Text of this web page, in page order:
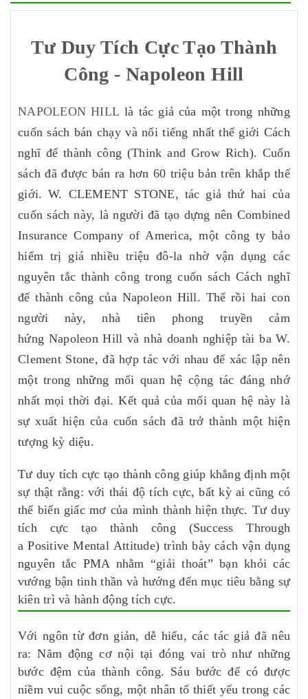
Tư Duy Tích Cực Tạo Thành
Công - Napoleon Hill
NAPOLEON HILL là tác giả của một trong những
cuốn sách bán chạy và nổi tiếng nhất thế giới Cách
nghĩ để thành công (Think and Grow Rich). Cuốn
sách đã được bán ra hơn 60 triệu bản trên khắp thế
giới. W. CLEMENT STONE, tác giả thứ hai của
cuốn sách này, là người đã tạo dựng nên Combined
Insurance Company of America, một công ty bảo
hiểm trị giá nhiều triệu đô-la nhờ vận dụng các
nguyên tắc thành công trong cuốn sách Cách nghĩ
để thành công của Napoleon Hill. Thế rồi hai con
người này, nhà tiên phong truyền cảm
hứng Napoleon Hill và nhà doanh nghiệp tài ba W.
Clement Stone, đã hợp tác với nhau để xác lập nên
một trong những mối quan hệ cộng tác đáng nhớ
nhất mọi thời đại. Kết quả của mối quan hệ này là
sự xuất hiện của cuốn sách đã trở thành một hiện
tượng kỳ diệu.
Tư duy tích cực tạo thành công giúp khẳng định một
sự thật rằng: với thái độ tích cực, bất kỳ ai cũng có
thể biến giấc mơ của mình thành hiện thực. Tư duy
tích cực tạo thành công (Success Through
a Positive Mental Attitude) trình bày cách vận dụng
nguyên tắc PMA nhằm “giải thoát” bạn khỏi các
vướng bận tinh thần và hướng đến mục tiêu bằng sự
kiên trì và hành động tích cực.
Với ngôn từ đơn giản, dễ hiểu, các tác giả đã nêu
ra: Năm động cơ nội tại đóng vai trò như những
bước đệm của thành công. Sáu bước để có được
niềm vui cuộc sống, một nhân tố thiết yếu trong các